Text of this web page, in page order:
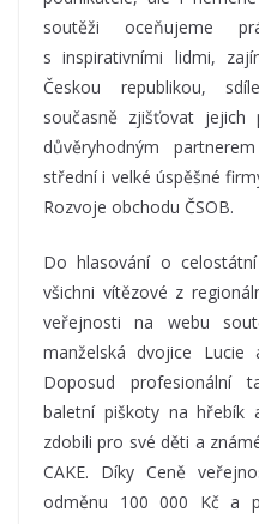
soutěži oceňujeme
s inspirativními lidmi,
Českou republikou,
současně zjišťovat
důvěryhodným
střední i velké úspěšné
Rozvoje obchodu ČSOB.
Do hlasování o
všichni vítězové z
veřejnosti na webu
manželská dvojice
Doposud profesionální
baletní piškoty na
zdobili pro své děti a
CAKE. Díky Ceně
odměnu 100 000 Kč a